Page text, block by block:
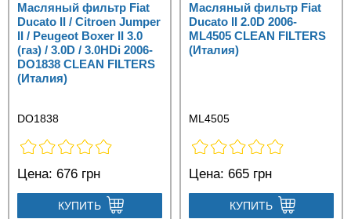
Масляный фильтр Fiat
Ducato II / Citroen Jumper
II / Peugeot Boxer II 3.0
(газ) / 3.0D / 3.0HDi 2006-
DO1838 CLEAN FILTERS
(Италия)
DO1838
Цена: 676 грн
КУПИТЬ
Масляный фильтр Fiat
Ducato II 2.0D 2006-
ML4505 CLEAN FILTERS
(Италия)
ML4505
Цена: 665 грн
КУПИТЬ